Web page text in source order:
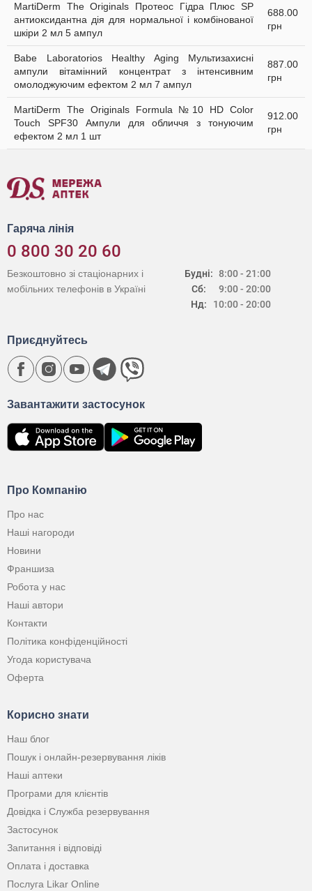
MartiDerm The Originals Протеос Гідра Плюс SP
антиоксидантна дія для нормальної і комбінованої
шкіри 2 мл 5 ампул
688.00
грн
Babe Laboratorios Healthy Aging Мультизахисні
ампули вітамінний концентрат з інтенсивним
омолоджуючим ефектом 2 мл 7 ампул
887.00
грн
MartiDerm The Originals Formula №10 HD Color
Touch SPF30 Ампули для обличчя з тонуючим
ефектом 2 мл 1 шт
912.00
грн
Гаряча лінія
0 800 30 20 60
Будні:
Сб:
Нд:
8:00 - 21:00
9:00 - 20:00
10:00 - 20:00
Безкоштовно зі стаціонарних і
мобільних телефонів в Україні
Про Компанію
Про нас
Наші нагороди
Новини
Франшиза
Робота у нас
Наші автори
Контакти
Політика конфіденційності
Угода користувача
Оферта
Корисно знати
Наш блог
Пошук і онлайн-резервування ліків
Наші аптеки
Програми для клієнтів
Довідка і Служба резервування
Застосунок
Запитання і відповіді
Оплата і доставка
Послуга Likar Online
Завантажити застосунок
Приєднуйтесь